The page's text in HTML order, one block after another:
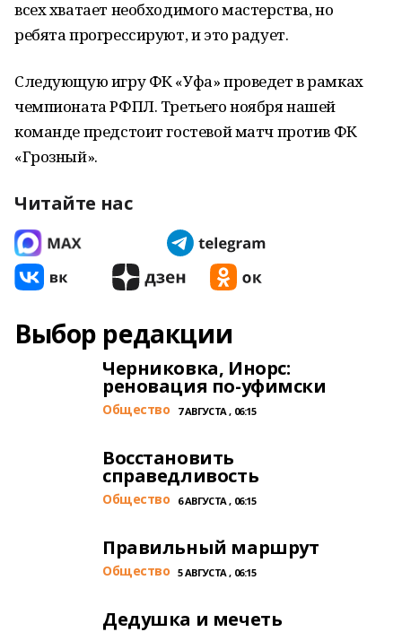
всех хватает необходимого мастерства, но
ребята прогрессируют, и это радует.
Следующую игру ФК «Уфа» проведет в рамках
чемпионата РФПЛ. Третьего ноября нашей
команде предстоит гостевой матч против ФК
«Грозный».
Читайте нас
Выбор редакции
Черниковка, Инорс:
реновация по-уфимски
Общество 7 АВГУСТА , 06:15
Восстановить
справедливость
Общество 6 АВГУСТА , 06:15
Правильный маршрут
Общество 5 АВГУСТА , 06:15
Дедушка и мечеть